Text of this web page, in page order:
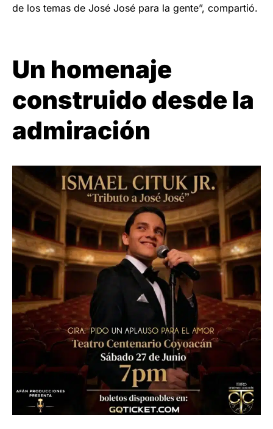
de los temas de José José para la gente”, compartió.
Un homenaje
construido desde la
admiración